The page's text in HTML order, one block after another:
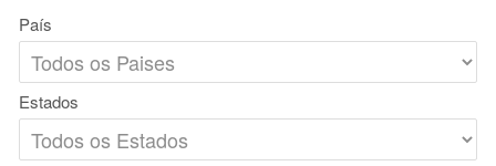
País
Estados